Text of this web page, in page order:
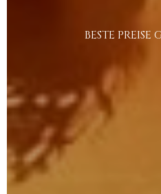
BESTE PREISE